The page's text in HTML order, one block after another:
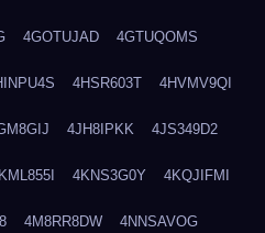
4GOTUJAD 4GTUQOMS
4HSR603T 4HVMV9QI
4JH8IPKK 4JS349D2
4KNS3G0Y 4KQJIFMI
4M8RR8DW 4NNSAVOG